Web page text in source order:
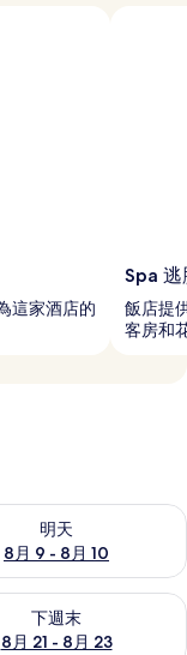
這家酒店的
Spa 逃
飯店提
客房和
明天
8月 9 - 8月 10
(8月 9 - 8月 10) 的供
下週末
8月 21 - 8月 23
(8月 21 - 8月 23)